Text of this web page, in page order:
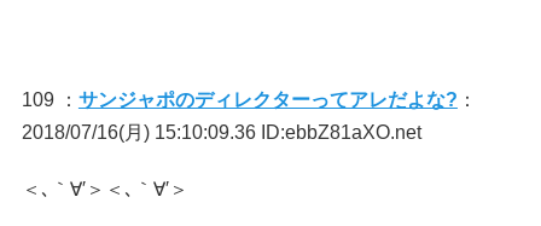
109 ： サンジャポのディレクターってアレだよな? ：
2018/07/16(月) 15:10:09.36 ID:ebbZ81aXO.net
＜､｀∀′＞＜､｀∀′＞